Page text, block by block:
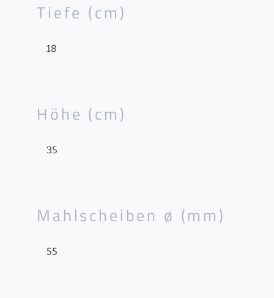
Tiefe (cm)
18
Höhe (cm)
35
Mahlscheiben ø (mm)
55